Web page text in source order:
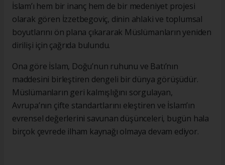
İslam’ı hem bir inanç hem de bir medeniyet projesi
olarak gören İzzetbegoviç, dinin ahlaki ve toplumsal
boyutlarını ön plana çıkararak Müslümanların yeniden
dirilişi için çağrıda bulundu.
Ona göre İslam, Doğu’nun ruhunu ve Batı’nın
maddesini birleştiren dengeli bir dünya görüşüdür.
Müslümanların geri kalmışlığını sorgulayan,
Avrupa’nın çifte standartlarını eleştiren ve İslam’ın
evrensel değerlerini savunan düşünceleri, bugün hala
birçok çevrede ilham kaynağı olmaya devam ediyor.